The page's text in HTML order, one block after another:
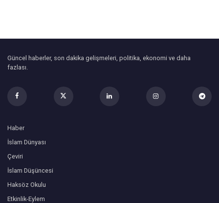
Güncel haberler, son dakika gelişmeleri, politika, ekonomi ve daha
fazlası.
Haber
İslam Dünyası
Çeviri
İslam Düşüncesi
Haksöz Okulu
Etkinlik-Eylem